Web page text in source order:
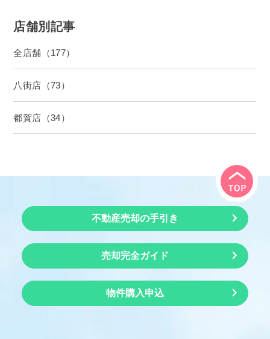
店舗別記事
全店舗（177）
八街店（73）
都賀店（34）
不動産売却の手引き
売却完全ガイド
物件購入申込